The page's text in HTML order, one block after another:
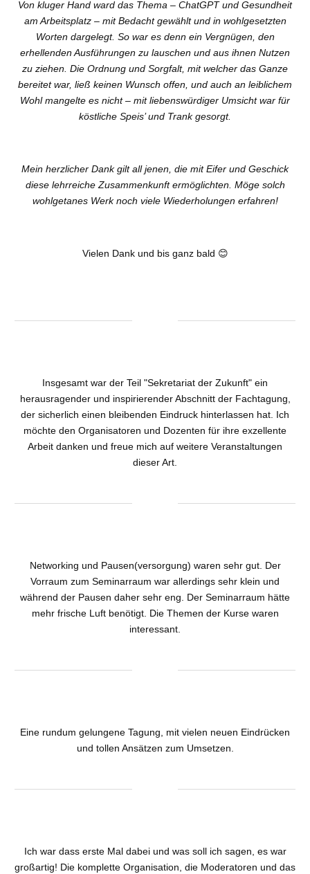
Von kluger Hand ward das Thema – ChatGPT und Gesundheit
am Arbeitsplatz – mit Bedacht gewählt und in wohlgesetzten
Worten dargelegt. So war es denn ein Vergnügen, den
erhellenden Ausführungen zu lauschen und aus ihnen Nutzen
zu ziehen. Die Ordnung und Sorgfalt, mit welcher das Ganze
bereitet war, ließ keinen Wunsch offen, und auch an leiblichem
Wohl mangelte es nicht – mit liebenswürdiger Umsicht war für
köstliche Speis’ und Trank gesorgt.
Mein herzlicher Dank gilt all jenen, die mit Eifer und Geschick
diese lehrreiche Zusammenkunft ermöglichten. Möge solch
wohlgetanes Werk noch viele Wiederholungen erfahren!
Vielen Dank und bis ganz bald 😊
Insgesamt war der Teil "Sekretariat der Zukunft" ein
herausragender und inspirierender Abschnitt der Fachtagung,
der sicherlich einen bleibenden Eindruck hinterlassen hat. Ich
möchte den Organisatoren und Dozenten für ihre exzellente
Arbeit danken und freue mich auf weitere Veranstaltungen
dieser Art.
Networking und Pausen(versorgung) waren sehr gut. Der
Vorraum zum Seminarraum war allerdings sehr klein und
während der Pausen daher sehr eng. Der Seminarraum hätte
mehr frische Luft benötigt. Die Themen der Kurse waren
interessant.
Eine rundum gelungene Tagung, mit vielen neuen Eindrücken
und tollen Ansätzen zum Umsetzen.
Ich war dass erste Mal dabei und was soll ich sagen, es war
großartig! Die komplette Organisation, die Moderatoren und das